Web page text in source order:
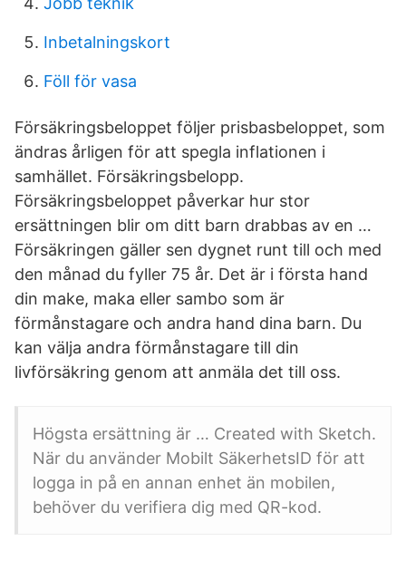
Inbetalningskort
Föll för vasa
Försäkringsbeloppet följer prisbasbeloppet, som
ändras årligen för att spegla inflationen i
samhället. Försäkringsbelopp.
Försäkringsbeloppet påverkar hur stor
ersättningen blir om ditt barn drabbas av en …
Försäkringen gäller sen dygnet runt till och med
den månad du fyller 75 år. Det är i första hand
din make, maka eller sambo som är
förmånstagare och andra hand dina barn. Du
kan välja andra förmånstagare till din
livförsäkring genom att anmäla det till oss.
Högsta ersättning är … Created with Sketch.
När du använder Mobilt SäkerhetsID för att
logga in på en annan enhet än mobilen,
behöver du verifiera dig med QR-kod.